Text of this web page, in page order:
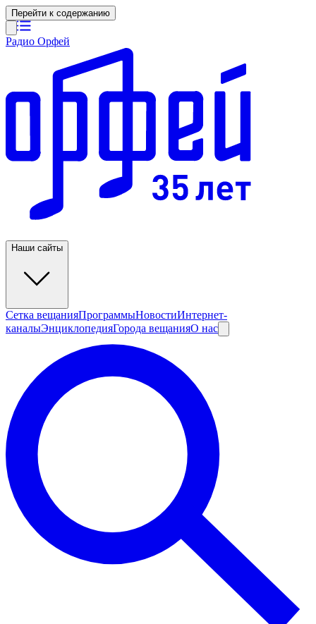
Перейти к содержанию
Радио Орфей
Наши сайты
Сетка вещанияПрограммыНовостиИнтернет-
каналыЭнциклопедияГорода вещанияО нас